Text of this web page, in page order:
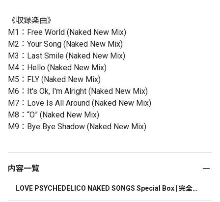
《収録楽曲》
M1：Free World (Naked New Mix)
M2：Your Song (Naked New Mix)
M3：Last Smile (Naked New Mix)
M4：Hello (Naked New Mix)
M5：FLY (Naked New Mix)
M6：It's Ok, I'm Alright (Naked New Mix)
M7：Love Is All Around (Naked New Mix)
M8：“O” (Naked New Mix)
M9：Bye Bye Shadow (Naked New Mix)
内容一覧
LOVE PSYCHEDELICO NAKED SONGS Special Box | 完全